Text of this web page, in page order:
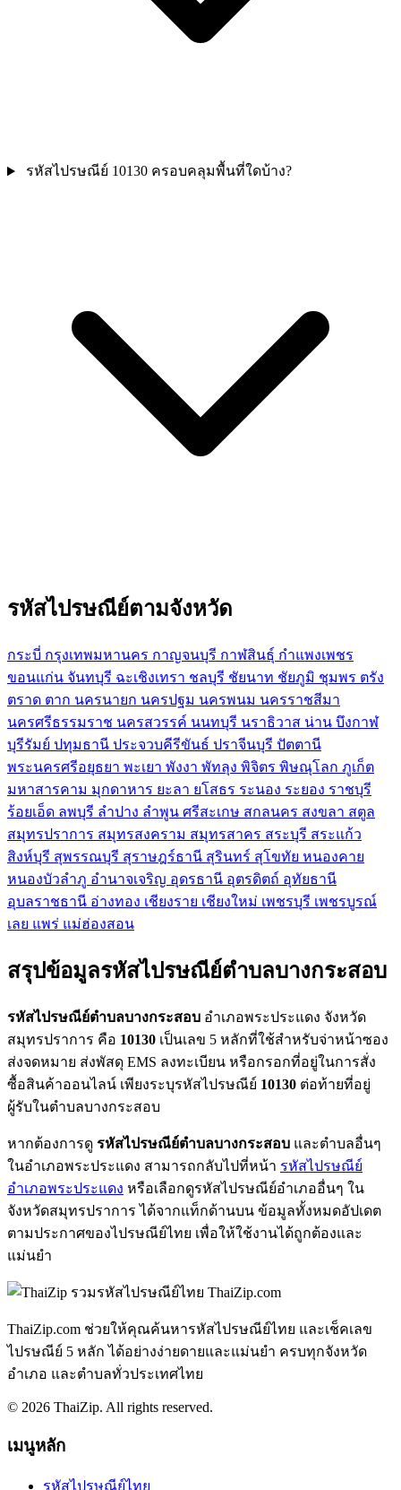
รหัสไปรษณีย์ 10130 ครอบคลุมพื้นที่ใดบ้าง?
รหัสไปรษณีย์ตามจังหวัด
กระบี่ กรุงเทพมหานคร กาญจนบุรี กาฬสินธุ์ กำแพงเพชร
ขอนแก่น จันทบุรี ฉะเชิงเทรา ชลบุรี ชัยนาท ชัยภูมิ ชุมพร ตรัง
ตราด ตาก นครนายก นครปฐม นครพนม นครราชสีมา
นครศรีธรรมราช นครสวรรค์ นนทบุรี นราธิวาส น่าน บึงกาฬ
บุรีรัมย์ ปทุมธานี ประจวบคีรีขันธ์ ปราจีนบุรี ปัตตานี
พระนครศรีอยุธยา พะเยา พังงา พัทลุง พิจิตร พิษณุโลก ภูเก็ต
มหาสารคาม มุกดาหาร ยะลา ยโสธร ระนอง ระยอง ราชบุรี
ร้อยเอ็ด ลพบุรี ลำปาง ลำพูน ศรีสะเกษ สกลนคร สงขลา สตูล
สมุทรปราการ สมุทรสงคราม สมุทรสาคร สระบุรี สระแก้ว
สิงห์บุรี สุพรรณบุรี สุราษฎร์ธานี สุรินทร์ สุโขทัย หนองคาย
หนองบัวลำภู อำนาจเจริญ อุดรธานี อุตรดิตถ์ อุทัยธานี
อุบลราชธานี อ่างทอง เชียงราย เชียงใหม่ เพชรบุรี เพชรบูรณ์
เลย แพร่ แม่ฮ่องสอน
สรุปข้อมูลรหัสไปรษณีย์ตำบลบางกระสอบ
รหัสไปรษณีย์ตำบลบางกระสอบ อำเภอพระประแดง จังหวัด
สมุทรปราการ คือ 10130 เป็นเลข 5 หลักที่ใช้สำหรับจ่าหน้าซอง
ส่งจดหมาย ส่งพัสดุ EMS ลงทะเบียน หรือกรอกที่อยู่ในการสั่ง
ซื้อสินค้าออนไลน์ เพียงระบุรหัสไปรษณีย์ 10130 ต่อท้ายที่อยู่
ผู้รับในตำบลบางกระสอบ
หากต้องการดู รหัสไปรษณีย์ตำบลบางกระสอบ และตำบลอื่นๆ
ในอำเภอพระประแดง สามารถกลับไปที่หน้า รหัสไปรษณีย์
อำเภอพระประแดง หรือเลือกดูรหัสไปรษณีย์อำเภออื่นๆ ใน
จังหวัดสมุทรปราการ ได้จากแท็กด้านบน ข้อมูลทั้งหมดอัปเดต
ตามประกาศของไปรษณีย์ไทย เพื่อให้ใช้งานได้ถูกต้องและ
แม่นยำ
ThaiZip.com
ThaiZip.com ช่วยให้คุณค้นหารหัสไปรษณีย์ไทย และเช็คเลข
ไปรษณีย์ 5 หลัก ได้อย่างง่ายดายและแม่นยำ ครบทุกจังหวัด
อำเภอ และตำบลทั่วประเทศไทย
© 2026 ThaiZip. All rights reserved.
เมนูหลัก
รหัสไปรษณีย์ไทย